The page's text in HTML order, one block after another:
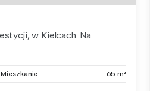
w Kielcach. Na
Mieszkanie 65 m²